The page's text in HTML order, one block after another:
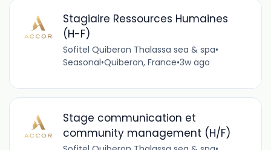
Stagiaire Ressources Humaines
(H-F)
Sofitel Quiberon Thalassa sea & spa•
Seasonal•Quiberon, France•3w ago
Stage communication et
community management (H/F)